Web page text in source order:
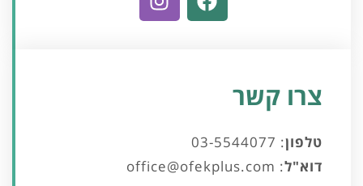
צרו קשר
טלפון:
03-5544077
דוא"ל:
office@ofekplus.com